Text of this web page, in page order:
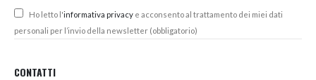
Ho letto l'informativa privacy e acconsento al trattamento dei miei dati
personali per l’invio della newsletter (obbligatorio)
CONTATTI